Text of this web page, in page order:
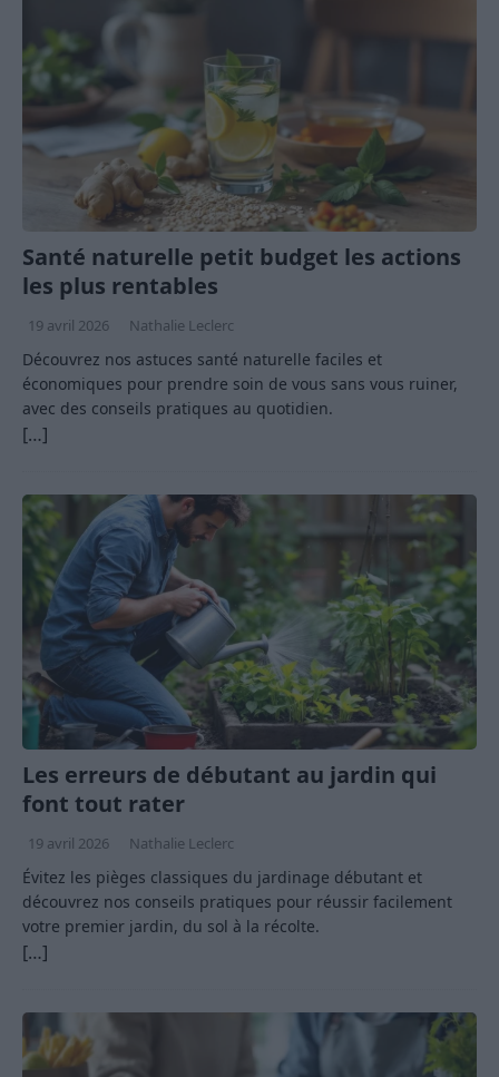
Santé naturelle petit budget les actions
les plus rentables
19 avril 2026 Nathalie Leclerc
Découvrez nos astuces santé naturelle faciles et
économiques pour prendre soin de vous sans vous ruiner,
avec des conseils pratiques au quotidien.
[…]
Les erreurs de débutant au jardin qui
font tout rater
19 avril 2026 Nathalie Leclerc
Évitez les pièges classiques du jardinage débutant et
découvrez nos conseils pratiques pour réussir facilement
votre premier jardin, du sol à la récolte.
[…]